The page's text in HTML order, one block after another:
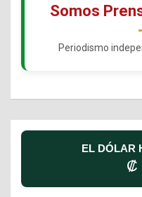
Somos
Periodismo
EL DÓLAR
₡